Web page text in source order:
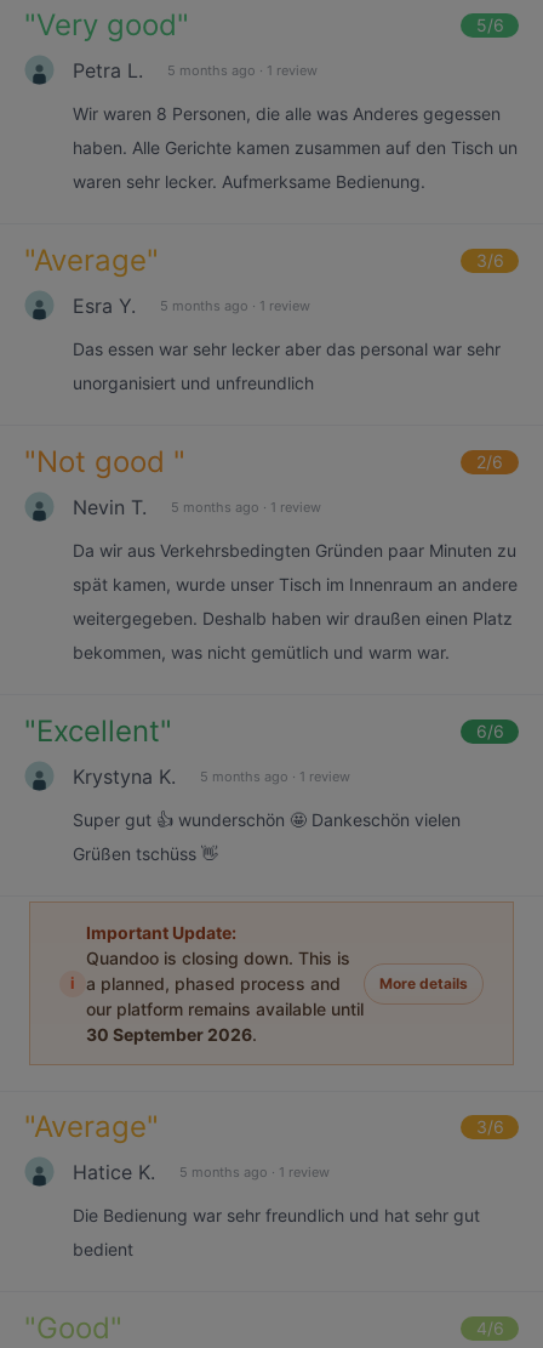
"Very good" 5/6
Petra L. 5 months ago · 1 review
Wir waren 8 Personen, die alle was Anderes gegessen
haben. Alle Gerichte kamen zusammen auf den Tisch un
waren sehr lecker. Aufmerksame Bedienung.
"Average" 3/6
Esra Y. 5 months ago · 1 review
Das essen war sehr lecker aber das personal war sehr
unorganisiert und unfreundlich
"Not good " 2/6
Nevin T. 5 months ago · 1 review
Da wir aus Verkehrsbedingten Gründen paar Minuten zu
spät kamen, wurde unser Tisch im Innenraum an andere
weitergegeben. Deshalb haben wir draußen einen Platz
bekommen, was nicht gemütlich und warm war.
"Excellent" 6/6
Krystyna K. 5 months ago · 1 review
Super gut 👍 wunderschön 🤩 Dankeschön vielen
Grüßen tschüss 👋
i
Important Update:
Quandoo is closing down. This is
a planned, phased process and
our platform remains available until
30 September 2026.
More details
"Average" 3/6
Hatice K. 5 months ago · 1 review
Die Bedienung war sehr freundlich und hat sehr gut
bedient
"Good" 4/6